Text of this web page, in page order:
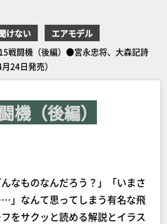
けない
エアモデル
戦闘機（後編）●宮永忠将、大森記詩
24日発売）
機（後編）
なものなんだろう？」「いまさ
」なんて思ってしまう有名な飛
をサクッと読める解説とイラス